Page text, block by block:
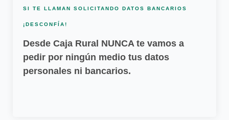
SI TE LLAMAN SOLICITANDO DATOS BANCARIOS
¡DESCONFÍA!
Desde Caja Rural NUNCA te vamos a
pedir por ningún medio tus datos
personales ni bancarios.